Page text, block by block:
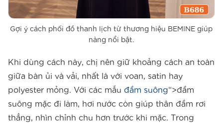
Gợi ý cách phối đồ thanh lịch từ thương hiệu BEMINE giúp
nàng nổi bật.
Khi dùng cách này, chị nên giữ khoảng cách an toàn
giữa bàn ủi và vải, nhất là với voan, satin hay
polyester mỏng. Với các mẫu đầm suông“>đầm
suông mặc đi làm, hơi nước còn giúp thân đầm rơi
thẳng, nhìn chỉnh chu hơn trước khi mặc. Trong